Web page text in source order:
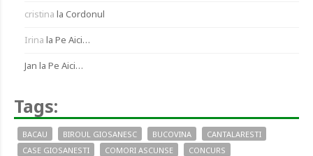
cristina la Cordonul
Irina la Pe Aici…
Jan la Pe Aici…
Tags:
BACAU BIROUL GIOSANESC BUCOVINA
CANTALARESTI
CASE GIOSANESTI
COMORI ASCUNSE
CONCURS